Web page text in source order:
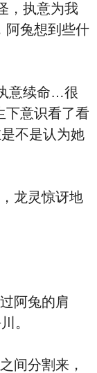
，执意为我
兔想到些什
意续命…很
下意识看了看
不是认为她
龙灵惊讶地
阿兔的肩
。
间分割来，